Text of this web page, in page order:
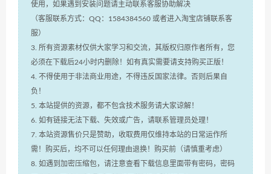
使用，如果遇到安装问题请主动联系客服协助解决
（客服联系方式：QQ：1584384560 或者进入淘宝店铺联系客
服）
3. 所有资源素材仅供大家学习和交流，其版权归原作者所有，您
必须在下载后24小时内删除！如有真实需要请支持购买正版！
4. 不得使用于非法商业用途，不得违反国家法律。否则后果自
负！
5. 本站提供的资源，都不包含技术服务请大家谅解！
6. 如有链接无法下载、失效或广告，请联系管理员处理！
7. 本站资源售价只是赞助，收取费用仅维持本站的日常运作所
需！购买后，均不可以任何理由退换！购买前（请慎重考虑）
8. 如遇到加密压缩包，请注意查看下载信息里面带有密码，密码